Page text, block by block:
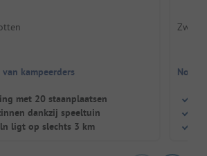
kampeerders
met 20 staanplaatsen
dankzij speeltuin
ligt op slechts 3 km
Nog